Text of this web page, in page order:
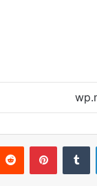
لينكدإن